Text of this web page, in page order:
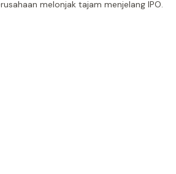
melonjak tajam menjelang IPO.